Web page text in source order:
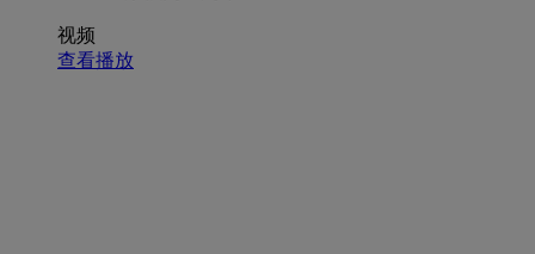
视频
查看播放